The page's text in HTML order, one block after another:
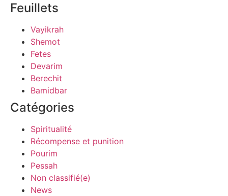
Feuillets
Vayikrah
Shemot
Fetes
Devarim
Berechit
Bamidbar
Catégories
Spiritualité
Récompense et punition
Pourim
Pessah
Non classifié(e)
News